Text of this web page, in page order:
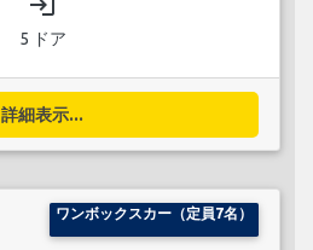
5 ドア
詳細表示...
ワンボックスカー（定員7名）